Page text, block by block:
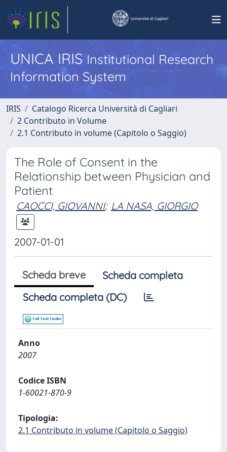
UNICA IRISInstitutional Research
Information System
IRIS
Catalogo Ricerca Università di Cagliari
2 Contributo in Volume
2.1 Contributo in volume (Capitolo o Saggio)
The Role of Consent in the
Relationship between Physician and
Patient
CAOCCI, GIOVANNI; LA NASA, GIORGIO
2007-01-01
Scheda breve
Scheda completa
Scheda completa (DC)
Anno
2007
Codice ISBN
1-60021-870-9
Tipologia:
2.1 Contributo in volume (Capitolo o Saggio)